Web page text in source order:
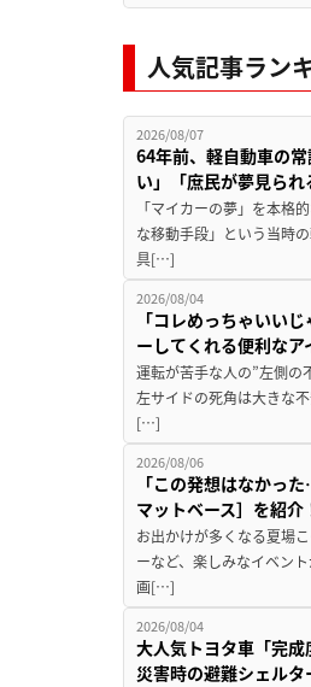
人気記事ラン
2026/08/07
64年前、軽自動車の
い」「庶民が夢見られ
「マイカーの夢」を本格
な移動手段」という当時
具[…]
2026/08/04
「コレめっちゃいい
ーしてくれる便利なア
運転が苦手な人の”左側の
左サイドの死角は大きな
[…]
2026/08/06
「この発想はなかっ
マットベース］を紹
お出かけが多くなる夏場
ーなど、楽しみなイベン
画[…]
2026/08/04
大人気トヨタ車「完
災害時の避難シェルタ